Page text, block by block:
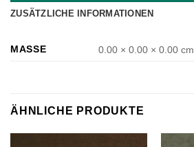
ZUSÄTZLICHE INFORMATIONEN
MASSE 0.00 × 0.00 × 0.00 cm
ÄHNLICHE PRODUKTE